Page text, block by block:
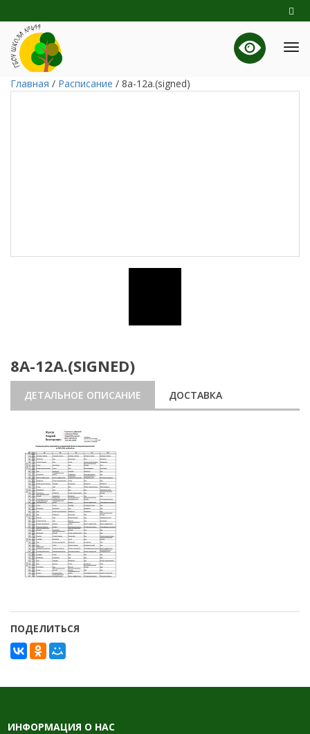
Главная / Расписание / 8а-12а.(signed)
8А-12А.(SIGNED)
ДЕТАЛЬНОЕ ОПИСАНИЕ ДОСТАВКА
ПОДЕЛИТЬСЯ
ИНФОРМАЦИЯ О НАС